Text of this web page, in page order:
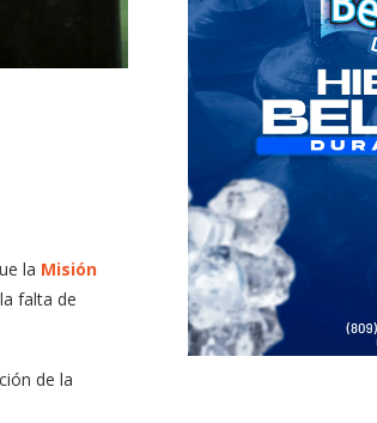
la Misión
falta de
de la